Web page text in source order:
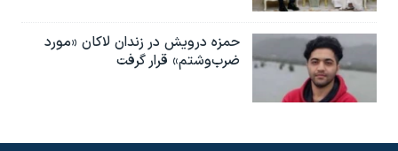
حمزه درویش در زندان لاکان «مورد
ضرب‌وشتم» قرار گرفت